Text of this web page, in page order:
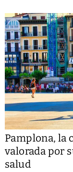
Pamplona, la
valorada por
salud